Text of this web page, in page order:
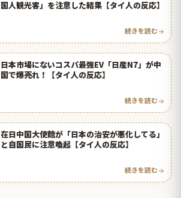
国人観光客」を注意した結果【タイ人の反応】
続きを読む
日本市場にないコスパ最強EV「日産N7」が中
国で爆売れ！【タイ人の反応】
続きを読む
在日中国大使館が「日本の治安が悪化してる」
と自国民に注意喚起【タイ人の反応】
続きを読む